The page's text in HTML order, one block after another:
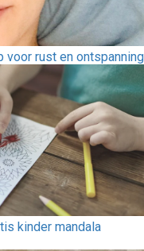
voor rust en ontspanning
kinder mandala